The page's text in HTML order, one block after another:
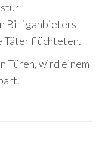
Billiganbieters
Täter flüchteten.
Türen, wird einem